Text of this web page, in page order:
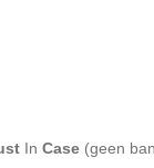
In Case (geen